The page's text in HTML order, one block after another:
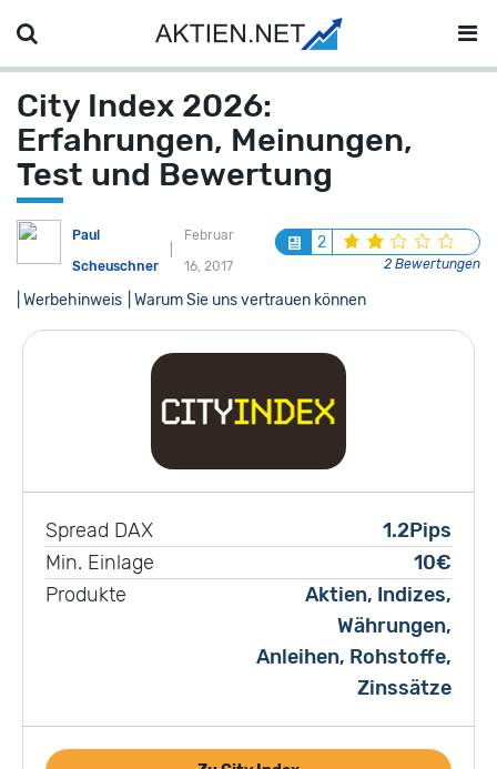
City Index 2026:
Erfahrungen, Meinungen,
Test und Bewertung
Paul
Scheuschner
Februar
16, 2017
2
2 Bewertungen
| Werbehinweis | Warum Sie uns vertrauen können
1.2Pips
10€
Aktien, Indizes,
Währungen,
Anleihen, Rohstoffe,
Zinssätze